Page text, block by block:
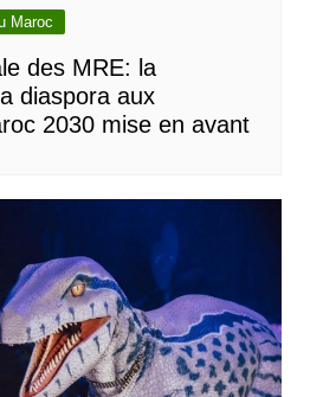
Maroc
des MRE: la
diaspora aux
2030 mise en avant